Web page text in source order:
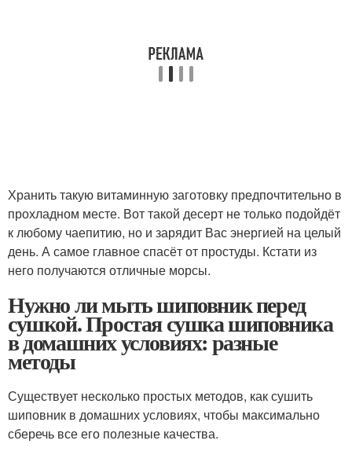
Хранить такую витаминную заготовку предпочтительно в
прохладном месте. Вот такой десерт не только подойдёт
к любому чаепитию, но и зарядит Вас энергией на целый
день. А самое главное спасёт от простуды. Кстати из
него получаются отличные морсы.
Нужно ли мыть шиповник перед
сушкой. Простая сушка шиповника
в домашних условиях: разные
методы
Существует несколько простых методов, как сушить
шиповник в домашних условиях, чтобы максимально
сберечь все его полезные качества.